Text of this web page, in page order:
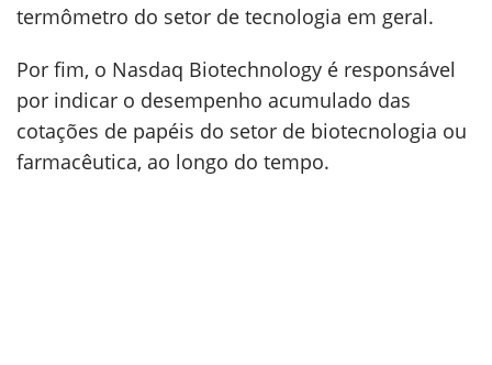
termômetro do setor de tecnologia em geral.
Por fim, o Nasdaq Biotechnology é responsável
por indicar o desempenho acumulado das
cotações de papéis do setor de biotecnologia ou
farmacêutica, ao longo do tempo.